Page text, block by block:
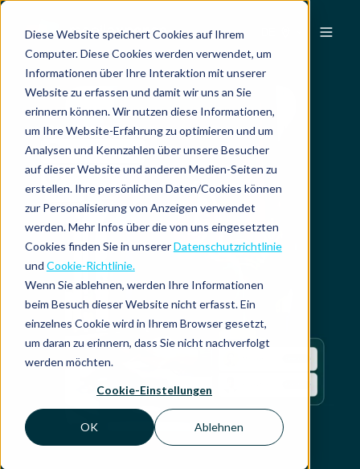
Diese Website speichert Cookies auf Ihrem
Computer. Diese Cookies werden verwendet, um
Informationen über Ihre Interaktion mit unserer
Website zu erfassen und damit wir uns an Sie
erinnern können. Wir nutzen diese Informationen,
um Ihre Website-Erfahrung zu optimieren und um
Analysen und Kennzahlen über unsere Besucher
auf dieser Website und anderen Medien-Seiten zu
erstellen. Ihre persönlichen Daten/Cookies können
zur Personalisierung von Anzeigen verwendet
werden. Mehr Infos über die von uns eingesetzten
Cookies finden Sie in unsererDatenschutzrichtlinie
und Cookie-Richtlinie.
Wenn Sie ablehnen, werden Ihre Informationen
beim Besuch dieser Website nicht erfasst. Ein
einzelnes Cookie wird in Ihrem Browser gesetzt,
um daran zu erinnern, dass Sie nicht nachverfolgt
werden möchten.
Cookie-Einstellungen
OK Ablehnen